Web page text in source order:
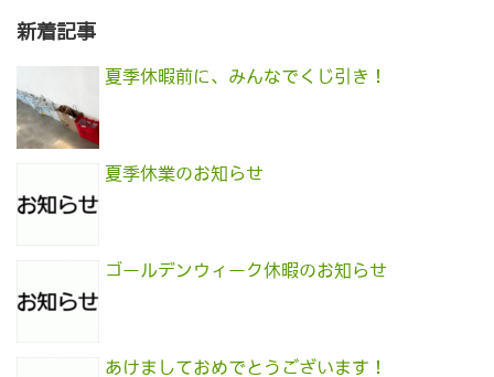
新着記事
夏季休暇前に、みんなでくじ引き！
夏季休業のお知らせ
ゴールデンウィーク休暇のお知らせ
あけましておめでとうございます！